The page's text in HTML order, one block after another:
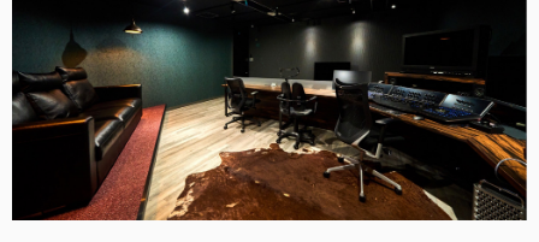
Denmark
Finland
France
Germany